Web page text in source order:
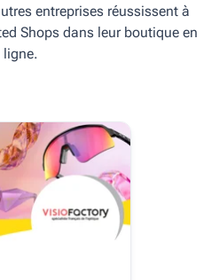
entreprises réussissent à
Shops dans leur boutique en
ligne.